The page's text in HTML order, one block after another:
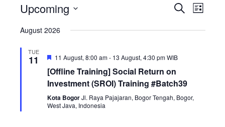
and
Views
Search
List
Upcoming
date.
August 2026
TUE
11 Featured
11 August, 8:00 am- 13 August, 4:30 pm WIB
[Offline Training] Social Return on
Investment (SROI) Training #Batch39
Kota BogorJl. Raya Pajajaran, Bogor Tengah, Bogor,
West Java, Indonesia